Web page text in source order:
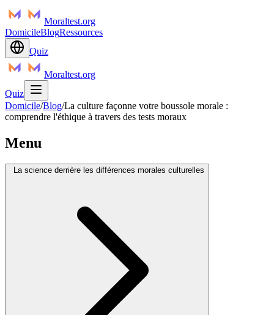
Moraltest.org
DomicileBlogRessources
Quiz
Moraltest.org
Quiz
Domicile/Blog/La culture façonne votre boussole morale :
comprendre l'éthique à travers des tests moraux
Menu
La science derrière les différences morales culturelles